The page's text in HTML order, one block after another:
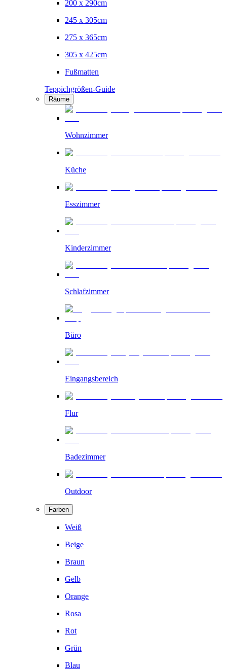
200 x 290cm
245 x 305cm
275 x 365cm
305 x 425cm
Fußmatten
Teppichgrößen-Guide
Räume
Wohnzimmer
Küche
Esszimmer
Kinderzimmer
Schlafzimmer
Büro
Eingangsbereich
Flur
Badezimmer
Outdoor
Farben
Weiß
Beige
Braun
Gelb
Orange
Rosa
Rot
Grün
Blau